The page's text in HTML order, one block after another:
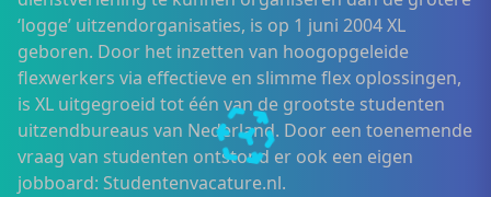
‘logge’ uitzendorganisaties, is op 1 juni 2004 XL
geboren. Door het inzetten van hoogopgeleide
flexwerkers via effectieve en slimme flex oplossingen,
is XL uitgegroeid tot één van de grootste studenten
uitzendbureaus van Nederland. Door een toenemende
vraag van studenten ontstond er ook een eigen
jobboard: Studentenvacature.nl.